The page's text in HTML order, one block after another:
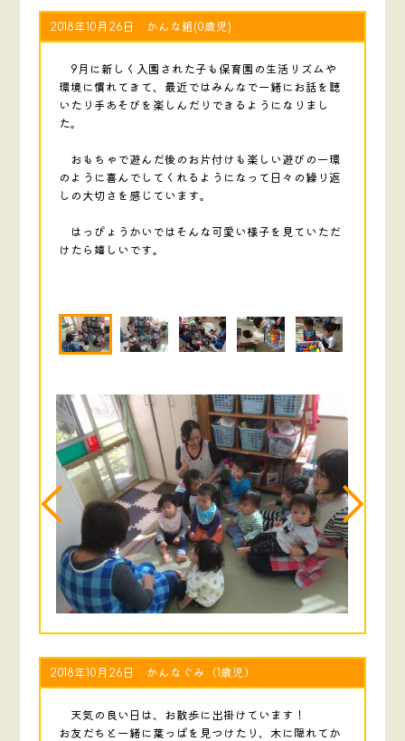
2018年10月26日 かんな組(0歳児)
9月に新しく入園された子も保育園の生活リズムや
環境に慣れてきて、最近ではみんなで一緒にお話を聴
いたり手あそびを楽しんだりできるようになりまし
た。
おもちゃで遊んだ後のお片付けも楽しい遊びの一環
のように喜んでしてくれるようになって日々の繰り返
しの大切さを感じています。
はっぴょうかいではそんな可愛い様子を見ていただ
けたら嬉しいです。
2018年10月26日 かんなぐみ（1歳児）
天気の良い日は、お散歩に出掛けています！
お友だちと一緒に葉っぱを見つけたり、木に隠れてか